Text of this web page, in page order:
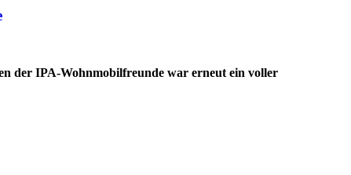
der IPA-Wohnmobilfreunde war erneut ein voller